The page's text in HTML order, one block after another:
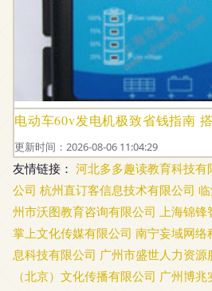
电动车60v发电机极致省钱指南
更新时间：2026-08-06 11:04:29
友情链接： 河北多多趣读教育科技有
公司 杭州直订客信息技术有限公司
州市沃图教育咨询有限公司 上海锦锋
掌上文化传媒有限公司 南宁妄域网络
息科技有限公司 广州市盛世人力资源
（北京）文化传播有限公司 广州博兆